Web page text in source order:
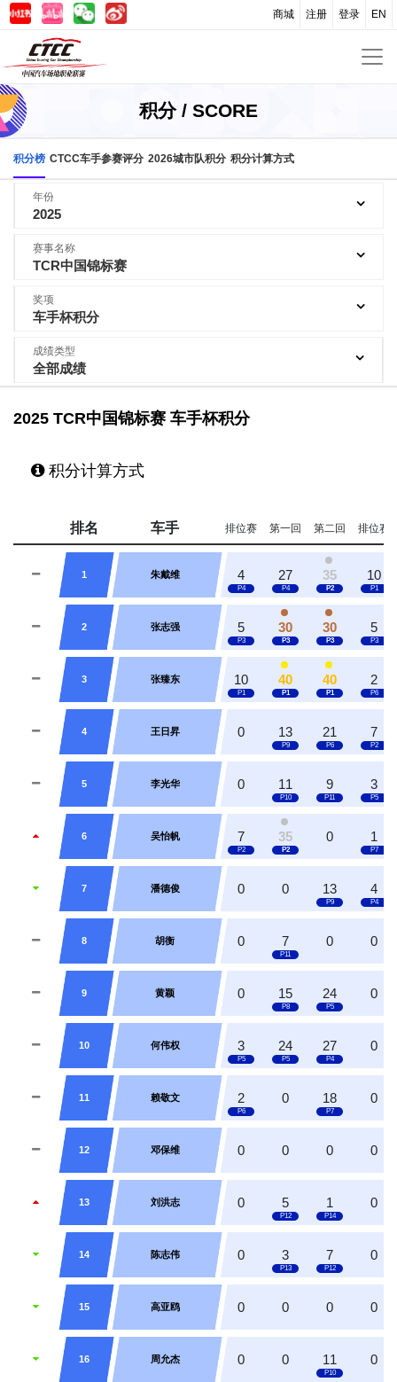
EN
登录
注册
商城
积分 / SCORE
积分榜 CTCC车手参赛评分 2026城市队积分 积分计算方式
年份
2025
赛事名称
TCR中国锦标赛
奖项
车手杯积分
成绩类型
全部成绩
2025 TCR中国锦标赛 车手杯积分
积分计算方式
排名 车手 排位赛 第一回 第二回 排位赛
1 朱戴维 4 27 35 10
2 张志强 5 30 30 5
3 张臻东 10 40 40 2
4 王日昇 0 13 21 7
5 李光华 0 11 9 3
6 吴怡帆 7 35 0 1
7 潘德俊 0 0 13 4
8 胡衡 0 7 0 0
9 黄颖 0 15 24 0
10 何伟权 3 24 27 0
11 赖敬文 2 0 18 0
12 邓保维 0 0 0 0
13 刘洪志 0 5 1 0
14 陈志伟 0 3 7 0
15 高亚鸥 0 0 0 0
16 周允杰 0 0 11 0